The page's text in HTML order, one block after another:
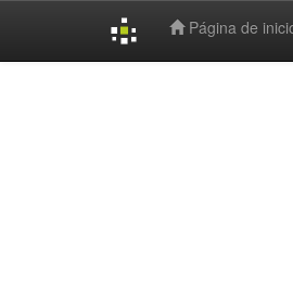
Página de